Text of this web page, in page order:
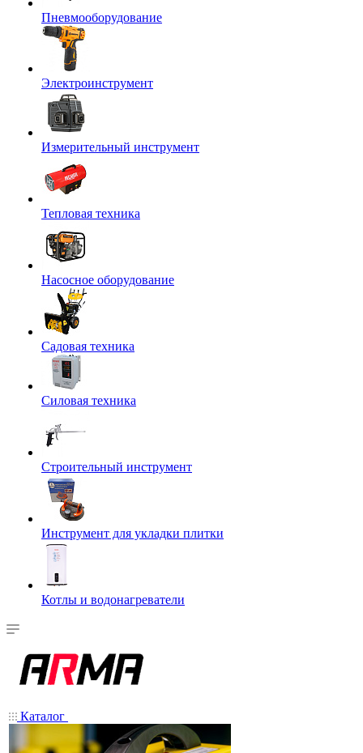
Пневмооборудование
Электроинструмент
Измерительный инструмент
Тепловая техника
Насосное оборудование
Садовая техника
Силовая техника
Строительный инструмент
Инструмент для укладки плитки
Котлы и водонагреватели
Каталог